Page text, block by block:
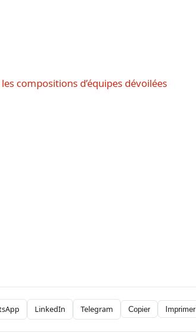
les compositions d’équipes dévoilées
LinkedIn Telegram Copier Imprimer